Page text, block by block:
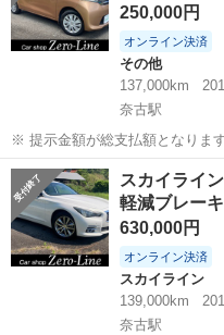
250,000円
オンライン決済
その他
137,000km
奈古駅
※ 提示金額が総支払額となりま
まず支払い能力がない、約束を
らない質問、値引き交渉をされ
ださい。もしされた場合はブロ
山口 萩市 奈古駅 そ
スカイライ
軽減ブレー
630,000円
オンライン決済
スカイライン
139,000km
奈古駅